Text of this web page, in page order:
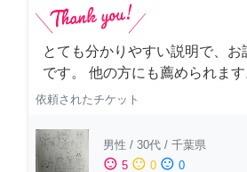
とても分かりやすい説明で、
です。 他の方にも薦められます
依頼されたチケット
男性 / 30代 / 千葉県
sentiment_satisfied 5 sentiment_neutral 0 sentiment_dissatisfied 0